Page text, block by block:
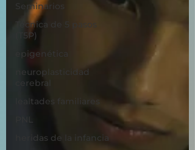
Seminarios
Técnica de 5 pasos
(T5P)
epigenética
neuroplasticidad
cerebral
lealtades familiares
PNL
heridas de la infancia